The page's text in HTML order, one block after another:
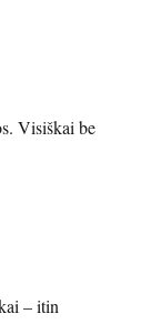
Visiškai be
– itin